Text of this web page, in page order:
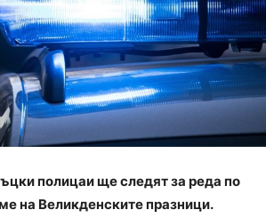
полицаи ще следят за реда по
на Великденските празници.